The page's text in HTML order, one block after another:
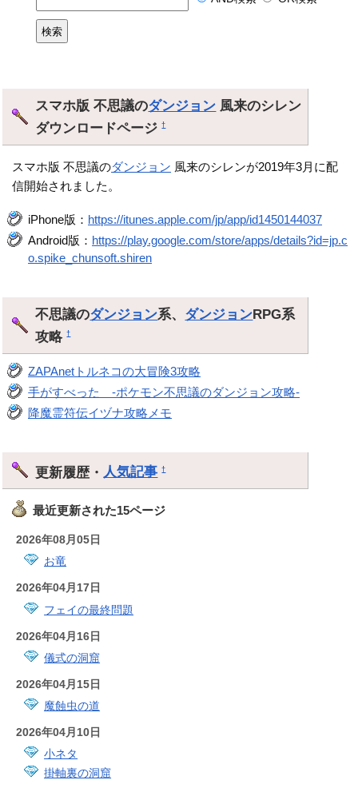
スマホ版 不思議のダンジョン 風来のシレン
ダウンロードページ†
スマホ版 不思議のダンジョン 風来のシレンが2019年3月に配
信開始されました。
iPhone版： https://itunes.apple.com/jp/app/id1450144037
Android版： https://play.google.com/store/apps/details?id=jp.c
o.spike_chunsoft.shiren
不思議のダンジョン系、 ダンジョンRPG系
攻略†
ZAPAnetトルネコの大冒険3攻略
手がすべった -ポケモン不思議のダンジョン攻略-
降魔霊符伝イヅナ攻略メモ
更新履歴・ 人気記事 †
最近更新された15ページ
2026年08月05日
お竜
2026年04月17日
フェイの最終問題
2026年04月16日
儀式の洞窟
2026年04月15日
魔蝕虫の道
2026年04月10日
小ネタ
掛軸裏の洞窟